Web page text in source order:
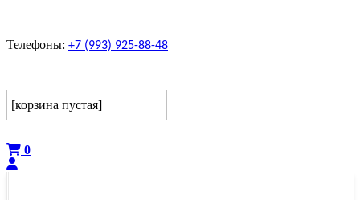
Телефоны: +7 (993) 925-88-48
[корзина пустая]
0